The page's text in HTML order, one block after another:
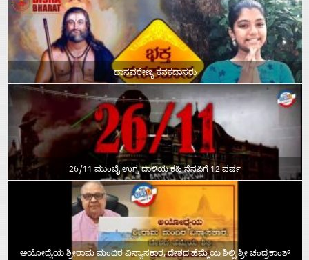
ದಾಸವರೇಣ್ಯ ಕನಕದಾಸರು
26/11 ಮುಂಬೈ ಉಗ್ರ ದಾಳಿಯ ಕಹಿ ನೆನಪಿಗೆ 12 ವರ್ಷ
ಅಯೋಧ್ಯೆಯ ಶ್ರೀರಾಮ ಮಂದಿರ ವಿನ್ಯಾಸಕಾರ, ದೇಶದ ಹೆಮ್ಮೆಯ ಶಿಲ್ಪಿ ಶ್ರೀ ಚಂದ್ರಕಾಂತ್‌